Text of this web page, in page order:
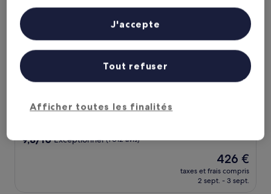
Hébergement
9.8
9,8/10 Exceptionnel (1 012 avis)
Le
nouveau
prix
426 €
taxes et frais compris
2 sept. - 3 sept.
personnalisés, mesure de performance des publicités et du contenu,
études d’audience et développement de services.
Liste de nos partenaires (fournisseurs)
Afficher toutes les finalités
Tout refuser
J'accepte